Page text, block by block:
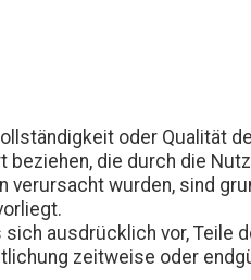
oder Qualität
die durch die
verursacht wurden, sind
ausdrücklich vor, Teile
zeitweise oder